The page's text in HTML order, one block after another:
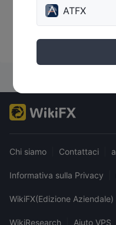
ATFX
Chi siamo Contattaci
Informativa sulla Privacy
WikiFX(Edizione Aziendale)
WikiResearch Aiuto VPS